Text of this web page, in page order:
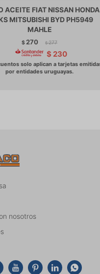
ACEITE FIAT NISSAN HONDA
MITSUBISHI BYD PH5949
MAHLE
$ 270 $ 277
$ 230
nosotros
   